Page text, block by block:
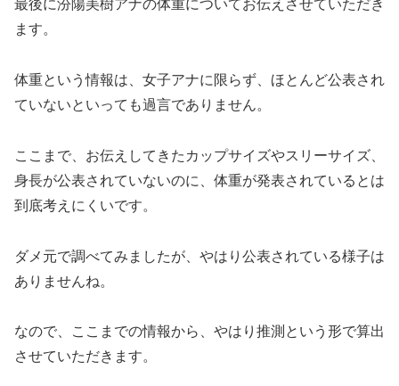
最後に汾陽美樹アナの体重についてお伝えさせていただき
ます。
体重という情報は、女子アナに限らず、ほとんど公表され
ていないといっても過言でありません。
ここまで、お伝えしてきたカップサイズやスリーサイズ、
身長が公表されていないのに、体重が発表されているとは
到底考えにくいです。
ダメ元で調べてみましたが、やはり公表されている様子は
ありませんね。
なので、ここまでの情報から、やはり推測という形で算出
させていただきます。